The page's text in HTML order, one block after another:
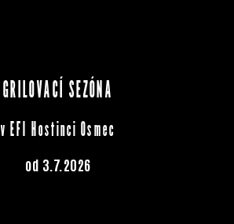
GRILOVACÍ SEZÓNA
v EFI Hostinci Osmec
od 3.7.2026